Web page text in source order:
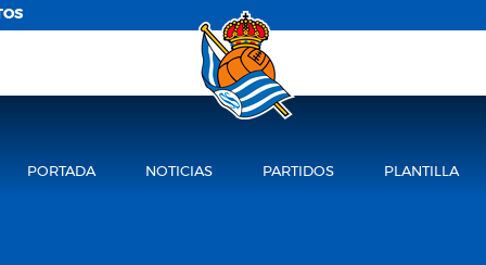
PORTADA NOTICIAS PARTIDOS PLANTILLA